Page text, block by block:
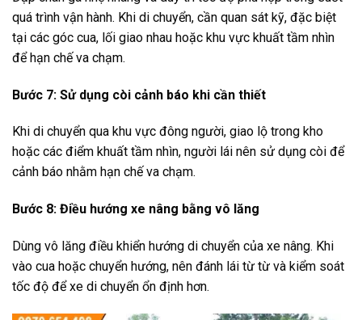
quá trình vận hành. Khi di chuyển, cần quan sát kỹ, đặc biệt
tại các góc cua, lối giao nhau hoặc khu vực khuất tầm nhìn
để hạn chế va chạm.
Bước 7: Sử dụng còi cảnh báo khi cần thiết
Khi di chuyển qua khu vực đông người, giao lộ trong kho
hoặc các điểm khuất tầm nhìn, người lái nên sử dụng còi để
cảnh báo nhằm hạn chế va chạm.
Bước 8: Điều hướng xe nâng bằng vô lăng
Dùng vô lăng điều khiển hướng di chuyển của xe nâng. Khi
vào cua hoặc chuyển hướng, nên đánh lái từ từ và kiểm soát
tốc độ để xe di chuyển ổn định hơn.